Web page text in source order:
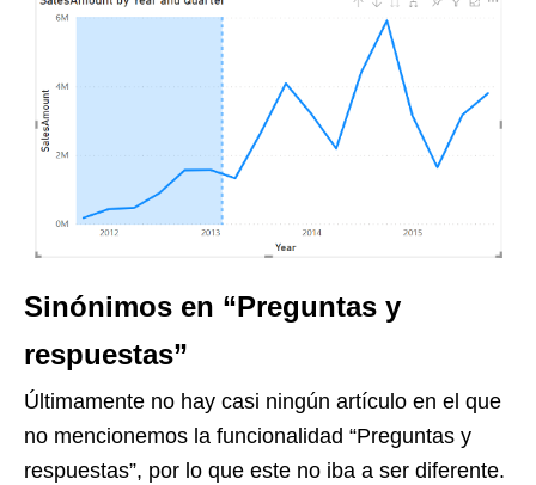
Sinónimos en “Preguntas y
respuestas”
Últimamente no hay casi ningún artículo en el que
no mencionemos la funcionalidad “Preguntas y
respuestas”, por lo que este no iba a ser diferente.